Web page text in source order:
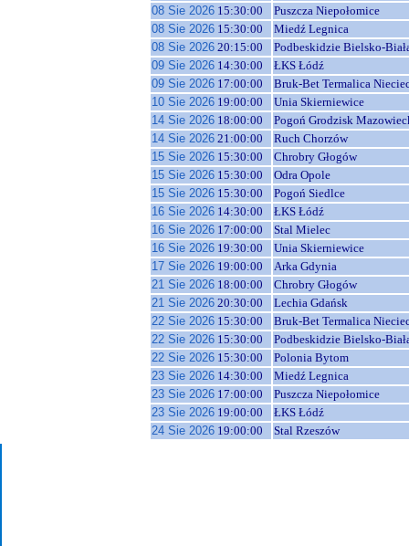
08 Sie 2026 15:30:00
Puszcza Niepołomice
08 Sie 2026 15:30:00
Miedź Legnica
08 Sie 2026 20:15:00
Podbeskidzie Bielsko-
09 Sie 2026 14:30:00
ŁKS Łódź
09 Sie 2026 17:00:00
Bruk-Bet Termalica
10 Sie 2026 19:00:00
Unia Skierniewice
14 Sie 2026 18:00:00
Pogoń Grodzisk
14 Sie 2026 21:00:00
Ruch Chorzów
15 Sie 2026 15:30:00
Chrobry Głogów
15 Sie 2026 15:30:00
Odra Opole
15 Sie 2026 15:30:00
Pogoń Siedlce
16 Sie 2026 14:30:00
ŁKS Łódź
16 Sie 2026 17:00:00
Stal Mielec
16 Sie 2026 19:30:00
Unia Skierniewice
17 Sie 2026 19:00:00
Arka Gdynia
21 Sie 2026 18:00:00
Chrobry Głogów
21 Sie 2026 20:30:00
Lechia Gdańsk
22 Sie 2026 15:30:00
Bruk-Bet Termalica
22 Sie 2026 15:30:00
Podbeskidzie Bielsko-
22 Sie 2026 15:30:00
Polonia Bytom
23 Sie 2026 14:30:00
Miedź Legnica
23 Sie 2026 17:00:00
Puszcza Niepołomice
23 Sie 2026 19:00:00
ŁKS Łódź
24 Sie 2026 19:00:00 Stal Rzeszów